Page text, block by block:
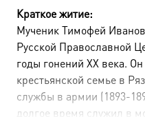
Краткое житие:
Мученик Тимофей
Русской Православной
годы гонений XX века.
крестьянской семье в
службы в армии (1893-
долгое время служил в